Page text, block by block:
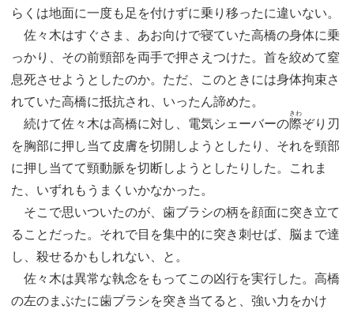
らくは地面に一度も足を付けずに乗り移ったに違いない。
佐々木はすぐさま、あお向けで寝ていた高橋の身体に乗
っかり、その前頸部を両手で押さえつけた。首を絞めて窒
息死させようとしたのか。ただ、このときには身体拘束さ
れていた高橋に抵抗され、いったん諦めた。
続けて佐々木は高橋に対し、電気シェーバーの際
きわ
ぞり刃
を胸部に押し当て皮膚を切開しようとしたり、それを頸部
に押し当てて頸動脈を切断しようとしたりした。これま
た、いずれもうまくいかなかった。
そこで思いついたのが、歯ブラシの柄を顔面に突き立て
ることだった。それで目を集中的に突き刺せば、脳まで達
し、殺せるかもしれない、と。
佐々木は異常な執念をもってこの凶行を実行した。高橋
の左のまぶたに歯ブラシを突き当てると、強い力をかけ